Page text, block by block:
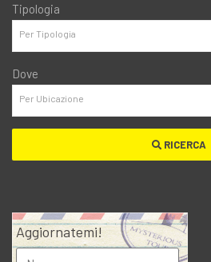
Tipologia
Dove
RICERCA
Aggiornatemi!